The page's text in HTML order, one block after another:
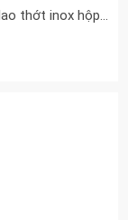
Kệ gia vị dao thớt inox hộp tủ 300 EUROGOLD-KAG-ED238